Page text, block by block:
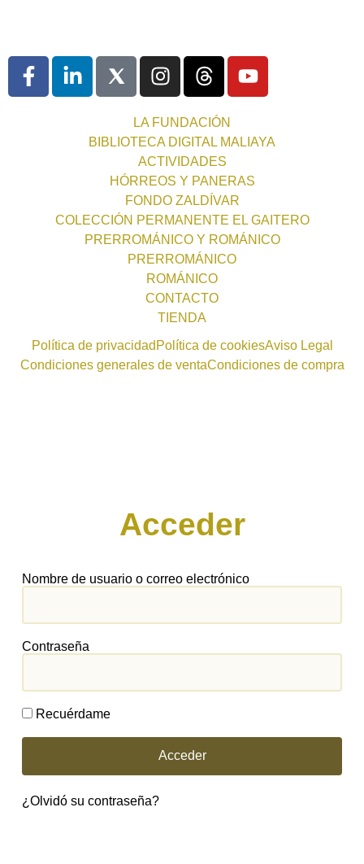
LA FUNDACIÓN
BIBLIOTECA DIGITAL MALIAYA
ACTIVIDADES
HÓRREOS Y PANERAS
FONDO ZALDÍVAR
COLECCIÓN PERMANENTE EL GAITERO
PRERROMÁNICO Y ROMÁNICO
PRERROMÁNICO
ROMÁNICO
CONTACTO
TIENDA
Política de privacidad Política de cookiesAviso Legal
Condiciones generales de ventaCondiciones de compra
Acceder
Nombre de usuario o correo electrónico
Contraseña
Recuérdame
Acceder
¿Olvidó su contraseña?